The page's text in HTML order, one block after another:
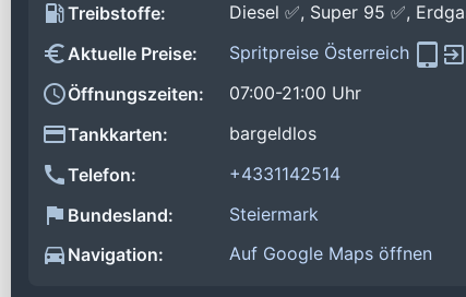
Treibstoffe:
Diesel ✅, Super 95 ✅,
Aktuelle Preise:
Spritpreise Österreich
Öffnungszeiten:
07:00-21:00 Uhr
Tankkarten:
bargeldlos
Telefon:
+4331142514
Bundesland:
Steiermark
Navigation:
Auf Google Maps öffnen